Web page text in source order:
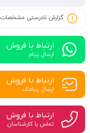
گزارش نادرستی مشخصات
ارتباط با فروش
ارسال پیام
ارتباط با فروش
ارسال پیامک
ارتباط با فروش
تماس با کارشناسان